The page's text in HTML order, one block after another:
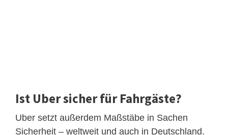
Ist Uber sicher für Fahrgäste?
Uber setzt außerdem Maßstäbe in Sachen
Sicherheit – weltweit und auch in Deutschland.